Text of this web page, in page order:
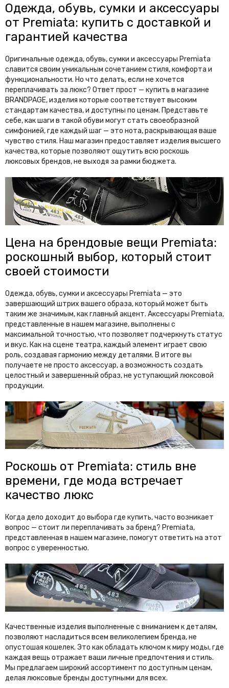
Graff
Gucci
Guess
H
Harmont & Blaine
Heritage
Hermes
Heron Preston
Hublot
I
Isabel Marant
Jacquemus
Jaeger-LeCoultre
Jil Sander
Jimmy Choo
Jo Malone
John Dalia
Jordan
K
Karen Walker
Kenzo
Khaite
Kiton
Kuboraum
L
La Perla
Lacoste
Linda Farrow
Loewe
Longines
Louis Vuitton
M
Mach & Mach
Magda Butrym
Maiashi
Maison Margiela
Maison Mihara Yasuhiro
Maje
Mandelli
Max Mara
Maybach
Messika
Missoni
Miu Miu
Moncler
Mont Blanc
Moschino
Mugler
N
Nanushka
Neso
New Balance
New Era
Nike
Одежда, обувь, сумки и аксессуары
от Premiata: купить с доставкой и
гарантией качества
Оригинальные одежда, обувь, сумки и аксессуары Premiata
славится своим уникальным сочетанием стиля, комфорта и
функциональности. Но что делать, если не хочется
переплачивать за люкс? Ответ прост — купить в магазине
BRANDPAGE, изделия которые соответствует высоким
стандартам качества, и доступны по ценам. Представьте
себе, как шаги в такой обуви могут стать своеобразной
симфонией, где каждый шаг — это нота, раскрывающая ваше
чувство стиля. Наш магазин предоставляет изделия высшего
качества, которые позволяют ощутить всю роскошь
люксовых брендов, не выходя за рамки бюджета.
Цена на брендовые вещи Premiata:
роскошный выбор, который стоит
своей стоимости
Одежда, обувь, сумки и аксессуары Premiata — это
завершающий штрих вашего образа, который может быть
таким же значимым, как главный акцент. Аксессуары Premiata,
представленные в нашем магазине, выполнены с
максимальной точностью, что позволяет подчеркнуть статус
и вкус. Как на сцене театра, каждый элемент играет свою
роль, создавая гармонию между деталями. В итоге вы
получаете не просто аксессуар, а возможность создать
целостный и завершенный образ, не уступающий люксовой
продукции.
Роскошь от Premiata: стиль вне
времени, где мода встречает
качество люкс
Когда дело доходит до выбора где купить, часто возникает
вопрос — стоит ли переплачивать за бренд? Premiata,
представленная в нашем магазине, помогут ответить на этот
вопрос с уверенностью.
Качественные изделия выполненные с вниманием к деталям,
позволяют насладиться всем великолепием бренда, не
опустошая кошелек. Это как обладать ключом к миру моды, где
каждая вещь отражает ваши личные предпочтения и стиль.
Мы предлагаем широкий ассортимент по доступным ценам,
делая люксовые бренды доступными для всех.